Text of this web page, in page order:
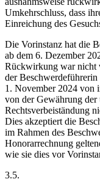
Umkehrschluss, dass
Einreichung des
Die Vorinstanz hat die
ab dem 6. Dezember
Rückwirkung war nicht
der
1. November 2024 von
von der Gewährung
Rechtsverbeiständung
Dies akzeptiert die
im Rahmen des
Honorarrechnung
wie sie dies vor
3.5.